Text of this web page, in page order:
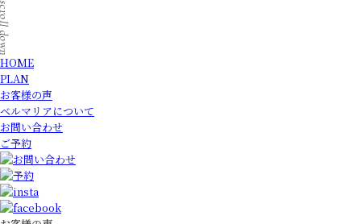
HOME
PLAN
お客様の声
ベルマリアについて
お問い合わせ
ご予約